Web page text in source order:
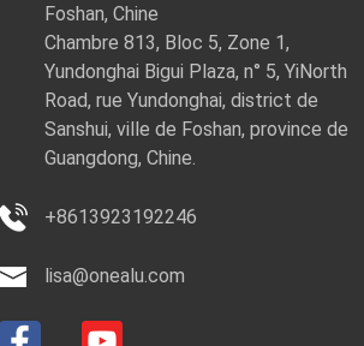
Foshan, Chine
Chambre 813, Bloc 5, Zone 1,
Yundonghai Bigui Plaza, n° 5, YiNorth
Road, rue Yundonghai, district de
Sanshui, ville de Foshan, province de
Guangdong, Chine.
+8613923192246
lisa@onealu.com